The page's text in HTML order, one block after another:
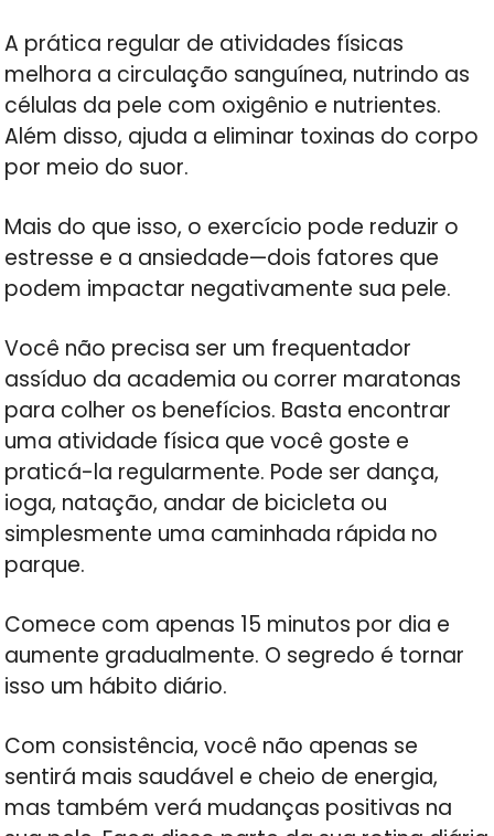
A prática regular de atividades físicas
melhora a circulação sanguínea, nutrindo as
células da pele com oxigênio e nutrientes.
Além disso, ajuda a eliminar toxinas do corpo
por meio do suor.
Mais do que isso, o exercício pode reduzir o
estresse e a ansiedade—dois fatores que
podem impactar negativamente sua pele.
Você não precisa ser um frequentador
assíduo da academia ou correr maratonas
para colher os benefícios. Basta encontrar
uma atividade física que você goste e
praticá-la regularmente. Pode ser dança,
ioga, natação, andar de bicicleta ou
simplesmente uma caminhada rápida no
parque.
Comece com apenas 15 minutos por dia e
aumente gradualmente. O segredo é tornar
isso um hábito diário.
Com consistência, você não apenas se
sentirá mais saudável e cheio de energia,
mas também verá mudanças positivas na